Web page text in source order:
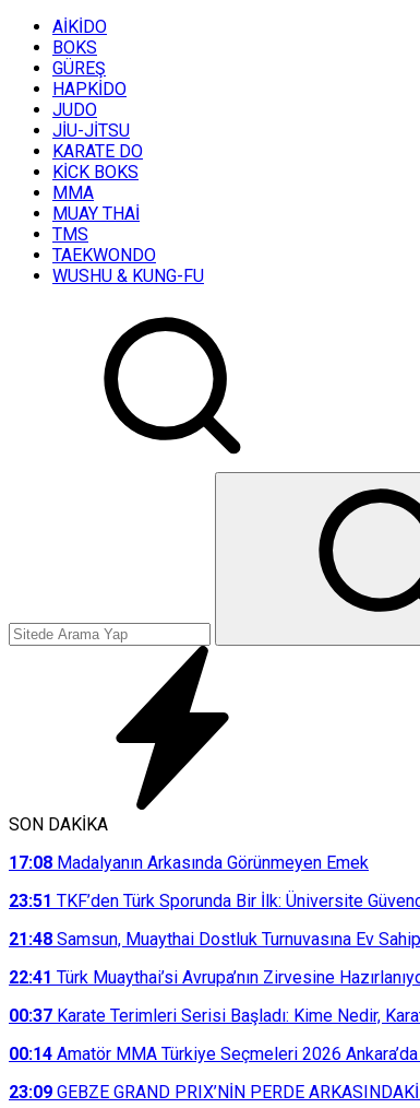
AİKİDO
BOKS
GÜREŞ
HAPKİDO
JUDO
JİU-JİTSU
KARATE DO
KİCK BOKS
MMA
MUAY THAİ
TMS
TAEKWONDO
WUSHU & KUNG-FU
SON DAKİKA
17:08 Madalyanın Arkasında Görünmeyen Emek
23:51 TKF’den Türk Sporunda Bir İlk: Üniversite
21:48 Samsun, Muaythai Dostluk Turnuvasına Ev
22:41 Türk Muaythai’si Avrupa’nın Zirvesine
00:37 Karate Terimleri Serisi Başladı: Kime Nedir,
00:14 Amatör MMA Türkiye Seçmeleri 2026 Ankara’da
23:09 GEBZE GRAND PRIX’NİN PERDE